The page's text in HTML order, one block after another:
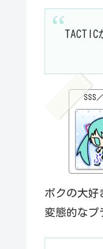
SSS
ボクの大好
変態的なプ